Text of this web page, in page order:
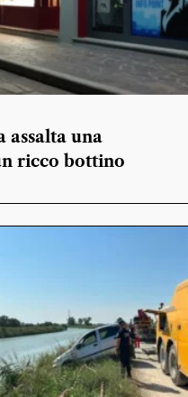
assalta una
ricco bottino